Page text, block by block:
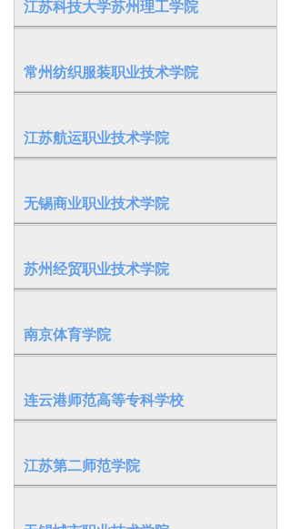
江苏科技大学苏州理工学院
常州纺织服装职业技术学院
江苏航运职业技术学院
无锡商业职业技术学院
苏州经贸职业技术学院
南京体育学院
连云港师范高等专科学校
江苏第二师范学院